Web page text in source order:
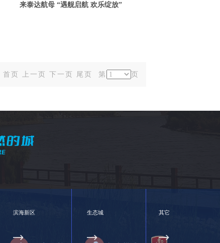
来泰达航母 “遇舰启航 欢乐绽放”
首页 上一页 下一页 尾页 第 页
滨海新区 生态城 其它